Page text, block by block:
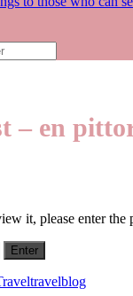
– en
it, please enter the
travelblog